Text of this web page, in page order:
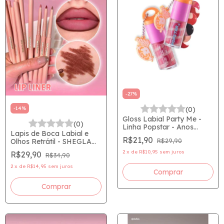
-14%
(0)
Lapis de Boca Labial e
Olhos Retrátil - SHEGLAM
- SHEIN
R$29,90 R$34,90
2 x de R$14,95 sem juros
Comprar
-27%
(0)
Gloss Labial Party Me -
Linha Popstar - Anos
2000's Vibe by - Ruby
Rose
R$21,90 R$29,90
2 x de R$10,95 sem juros
Comprar